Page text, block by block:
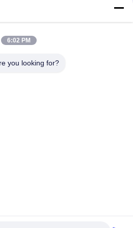
hộp Sợi đồng Cáp sợi lò sưởi
sợi nướng bọc bọc xoắn xoắn
6:02 PM
you looking for?